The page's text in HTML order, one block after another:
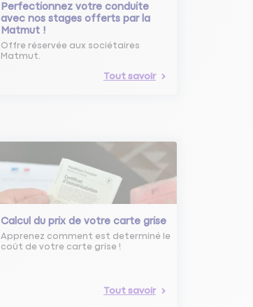
Perfectionnez votre conduite
avec nos stages offerts par la
Matmut !
Offre réservée aux sociétaires
Matmut.
Tout savoir
Calcul du prix de votre carte grise
Apprenez comment est determiné le
coût de votre carte grise !
Tout savoir